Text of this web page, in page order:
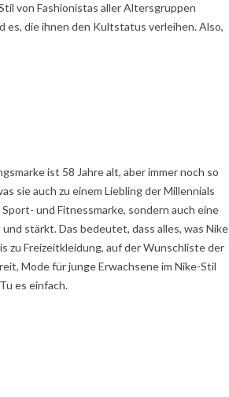
von Fashionistas aller Altersgruppen
es, die ihnen den Kultstatus verleihen. Also,
ist 58 Jahre alt, aber immer noch so
sie auch zu einem Liebling der Millennials
und Fitnessmarke, sondern auch eine
stärkt. Das bedeutet, dass alles, was Nike
zu Freizeitkleidung, auf der Wunschliste der
Mode für junge Erwachsene im Nike-Stil
es einfach.